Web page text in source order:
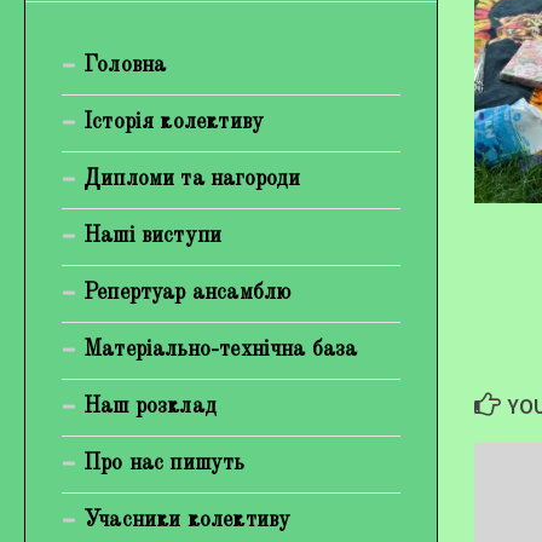
Гірієнко Ірина Михайлівна
Галерея
Відеогалерея
Фотогалерея
Головна
Історія колективу
Дипломи та нагороди
Наші виступи
Репертуар ансамблю
Матеріально-технічна база
Наш розклад
Про нас пишуть
Учасники колективу